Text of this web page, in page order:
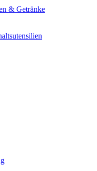
& Getränke